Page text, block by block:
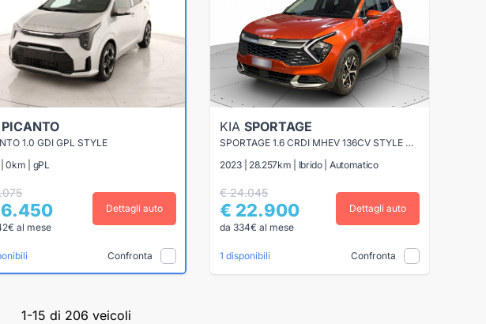
PICANTO
1.0 GDI GPL STYLE
0km | gPL
al mese
Dettagli auto
Confronta
KIA SPORTAGE
SPORTAGE 1.6 CRDI MHEV 136CV STYLE DCT
2023 | 28.257km | Ibrido | Automatico
€ 24.045
€ 22.900
da 334€ al mese
Dettagli auto
1 disponibili Confronta
1-15 di 206 veicoli